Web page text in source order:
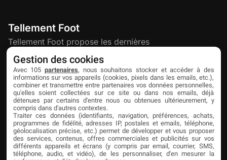
Tellement Foot
Tellement Foot propose les dernières
actualités et nouveautés créatives dédiées
au football.
Découvrir
À propos
Contact
Publicité
Liens utiles
Mentions légales
Confidentialité
Cookies
Partenaires
Livefoot
Jeunesfooteux
Tólmi Studio
Gestion des cookies
Avec 105 partenaires, nous souhaitons stocker et accéder à des
informations sur vos appareils (cookies, pixels dans les emails, etc.),
combiner et transmettre entre partenaires vos données personnelles,
qu'elles soient collectées sur ce site ou dans nos emails, déjà
détenues par certains d'entre nous ou obtenues ultérieurement, y
compris dans d'autres contextes.
Traiter ces données (identifiants, navigation, préférences, achats,
programmes de fidélité, adresses IP, postales et emails, téléphone,
géolocalisation précise, etc.) permet de développer et vous proposer
des services, contenus, offres commerciales et publicités sur vos
différents appareils et écrans (y compris par email, courrier, SMS,
téléphone, audio, et vidéo), de les personnaliser, d'en mesurer la